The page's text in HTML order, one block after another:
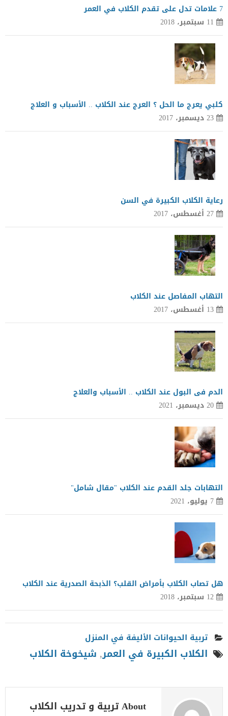
7 علامات تدل على تقدم الكلاب في العمر
11 سبتمبر، 2018
كلبي يعرج ما الحل ؟ العرج عند الكلاب .. الأسباب و العلاج
23 ديسمبر، 2017
رعاية الكلاب الكبيرة في السن
27 أغسطس، 2017
التهاب المفاصل عند الكلاب
13 أغسطس، 2017
الدم فى البول عند الكلاب .. الأسباب والعلاج
20 ديسمبر، 2021
التهابات جلد القدم عند الكلاب "مقال شامل"
7 يوليو، 2021
هل تصاب الكلاب بأمراض القلب؟ الذبحة الصدرية عند الكلاب
12 سبتمبر، 2018
تربية الحيوانات الأليفة في المنزل
الكلاب الكبيرة في العمر, شيخوخة الكلاب
About تربية و تدريب الكلاب